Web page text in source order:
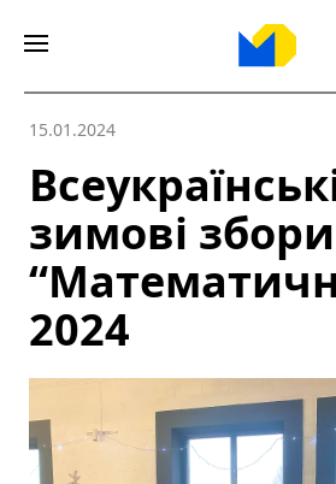
15.01.2024
зимові збори
2024